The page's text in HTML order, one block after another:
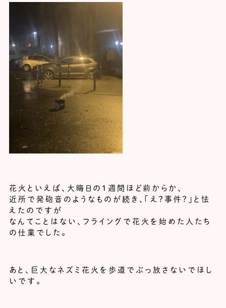
花火といえば、大晦日の１週間ほど前からか、
近所で発砲音のようなものが続き、「え？事件？」と怯
えたのですが
なんてことはない、フライングで花火を始めた人たち
の仕業でした。
あと、巨大なネズミ花火を歩道でぶっ放さないでほし
いです。